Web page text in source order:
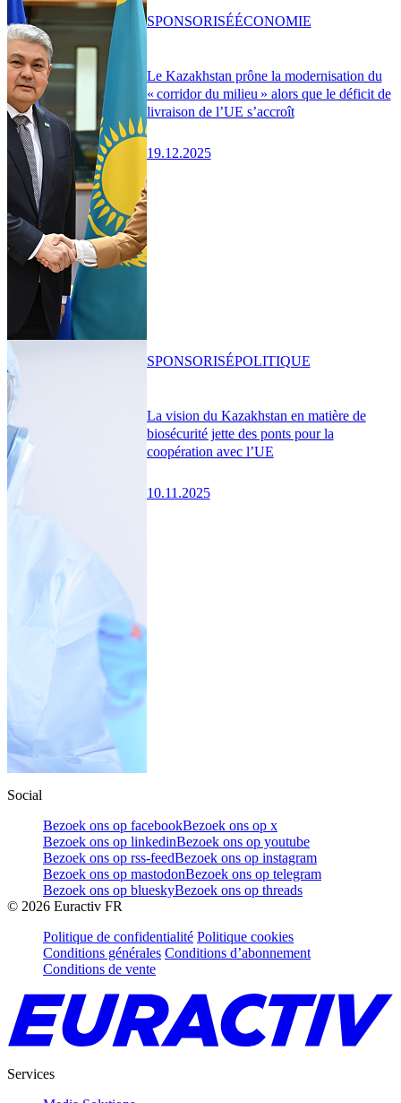
Le Kazakhstan prône la modernisation du
« corridor du milieu » alors que le déficit de
livraison de l’UE s’accroît
19.12.2025
SPONSORISÉÉCONOMIE
La vision du Kazakhstan en matière de
biosécurité jette des ponts pour la
coopération avec l’UE
10.11.2025
SPONSORISÉPOLITIQUE
Social
Bezoek ons op facebookBezoek ons op x
Bezoek ons op linkedinBezoek ons op youtube
Bezoek ons op rss-feedBezoek ons op instagram
Bezoek ons op mastodonBezoek ons op telegram
Bezoek ons op blueskyBezoek ons op threads
© 2026 Euractiv FR
Politique de confidentialité Politique cookies
Conditions générales Conditions d’abonnement
Conditions de vente
Services